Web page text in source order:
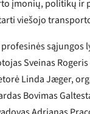
Atidžiai stebi
yra
vairuotojų
tiek
mastu.
įmonių, politikų ir
viešojo
profesinės sąjungos
Sveinas
Linda Jæger,
Bovimas